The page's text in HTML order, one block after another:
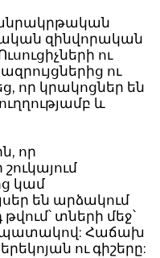
զինվորական
ու
ու
որ կրակոցներ են
և
որ
կամ
են արձակում
տների մեջ՝
Հաճախ
ու գիշերը: